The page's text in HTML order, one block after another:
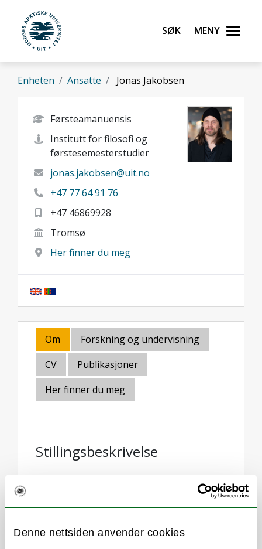
Denne nettsiden anvender cookies
Gå til hovedinnhold
UiT Norges arktiske universitet
Søk Meny
Enheten Ansatte Jonas Jakobsen
Førsteamanuensis
Institutt for filosofi og
førstesemesterstudier
jonas.jakobsen@uit.no
+47 77 64 91 76
+47 46869928
Tromsø
Her finner du meg
Om
Forskning og undervisning
CV
Publikasjoner
Her finner du meg
Stillingsbeskrivelse
Førsteamanuensis i filosofi med fokus på
teorier og debatter
om demokrati, ytringsfrihet, anerkjennelse
og inkludering, politikk og religion, samt
populisme, polarisering og ekstremisme.